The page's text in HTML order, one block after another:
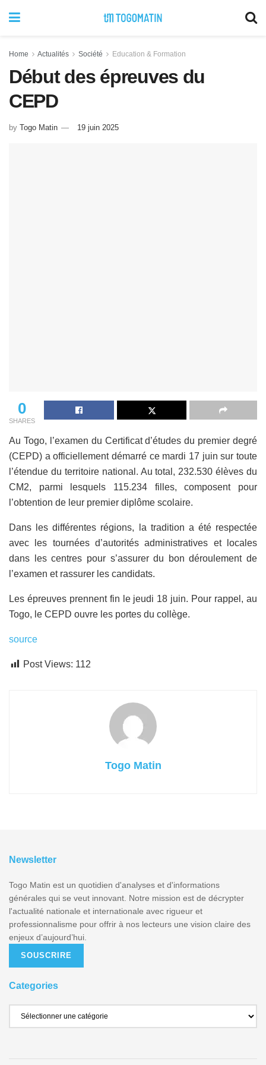
Home Actualités Société Education & Formation
Début des épreuves du
CEPD
by Togo Matin 19 juin 2025
0
SHARES
Au Togo, l’examen du Certificat d’études du premier degré
(CEPD) a officiellement démarré ce mardi 17 juin sur toute
l’étendue du territoire national. Au total, 232.530 élèves du
CM2, parmi lesquels 115.234 filles, composent pour
l’obtention de leur premier diplôme scolaire.
Dans les différentes régions, la tradition a été respectée
avec les tournées d’autorités administratives et locales
dans les centres pour s’assurer du bon déroulement de
l’examen et rassurer les candidats.
Les épreuves prennent fin le jeudi 18 juin. Pour rappel, au
Togo, le CEPD ouvre les portes du collège.
source
Post Views: 112
Togo Matin
Newsletter
Togo Matin est un quotidien d'analyses et d'informations
générales qui se veut innovant. Notre mission est de décrypter
l'actualité nationale et internationale avec rigueur et
professionnalisme pour offrir à nos lecteurs une vision claire des
enjeux d’aujourd’hui.
SOUSCRIRE
Categories